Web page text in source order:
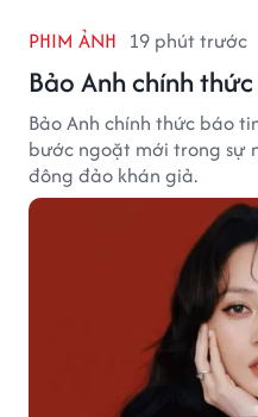
PHIM ẢNH 19 phút trước
Bảo Anh chính
Bảo Anh chính thức báo
bước ngoặt mới trong sự
đông đảo khán giả.